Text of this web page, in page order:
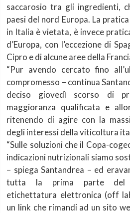
saccarosio tra gli ingredienti,
paesi del nord Europa. La
in Italia è vietata, è invece
d’Europa, con l’eccezione di
Cipro e di alcune aree della
“Pur avendo cercato fino
compromesso – continua
deciso giovedì scorso di
maggioranza qualificata e
ritenendo di agire con la
degli interessi della viticoltura
“Sulle soluzioni che il Copa-
indicazioni nutrizionali siamo
– spiega Santandrea – ed
tutta la prima parte del
etichettatura elettronica (off
un link che rimandi ad un sito